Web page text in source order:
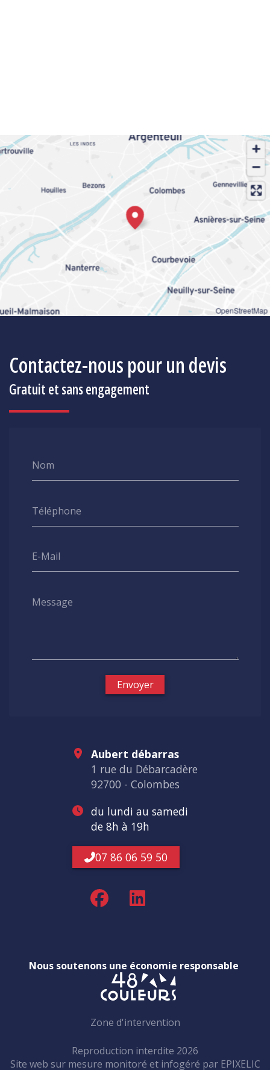
OpenStreetMap
Contactez-nous pour un devis
Gratuit et sans engagement
Nom
Téléphone
E-Mail
Message
Envoyer
Aubert débarras
1 rue du Débarcadère
92700 - Colombes
du lundi au samedi
de 8h à 19h
07 86 06 59 50
Nous soutenons une économie responsable
Zone d'intervention
Reproduction interdite 2026
—
Site web sur mesure monitoré et infogéré par EPIXELIC